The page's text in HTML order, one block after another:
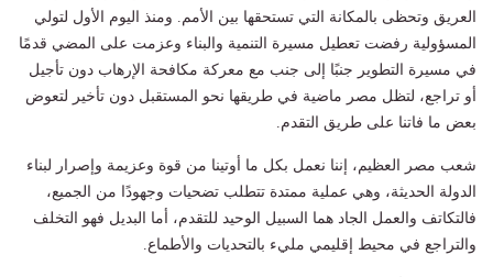
العريق وتحظى بالمكانة التي تستحقها بين الأمم. ومنذ اليوم الأول لتولي
المسؤولية رفضت تعطيل مسيرة التنمية والبناء وعزمت على المضي قدمًا
في مسيرة التطوير جنبًا إلى جنب مع معركة مكافحة الإرهاب دون تأجيل
أو تراجع، لتظل مصر ماضية في طريقها نحو المستقبل دون تأخير لتعوض
بعض ما فاتنا على طريق التقدم.
شعب مصر العظيم، إننا نعمل بكل ما أوتينا من قوة وعزيمة وإصرار لبناء
الدولة الحديثة، وهي عملية ممتدة تتطلب تضحيات وجهودًا من الجميع،
فالتكاتف والعمل الجاد هما السبيل الوحيد للتقدم، أما البديل فهو التخلف
والتراجع في محيط إقليمي مليء بالتحديات والأطماع.